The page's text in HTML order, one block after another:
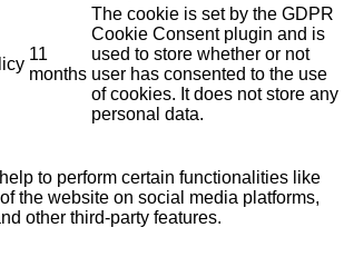
11
months
The cookie is set by the GDPR
Cookie Consent plugin and is
used to store whether or not
user has consented to the use
of cookies. It does not store any
personal data.
to perform certain functionalities like
the website on social media platforms,
other third-party features.